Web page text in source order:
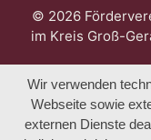
© 2026
im Kreis Groß-
Wir verwenden
Webseite sowie
externen Dienste